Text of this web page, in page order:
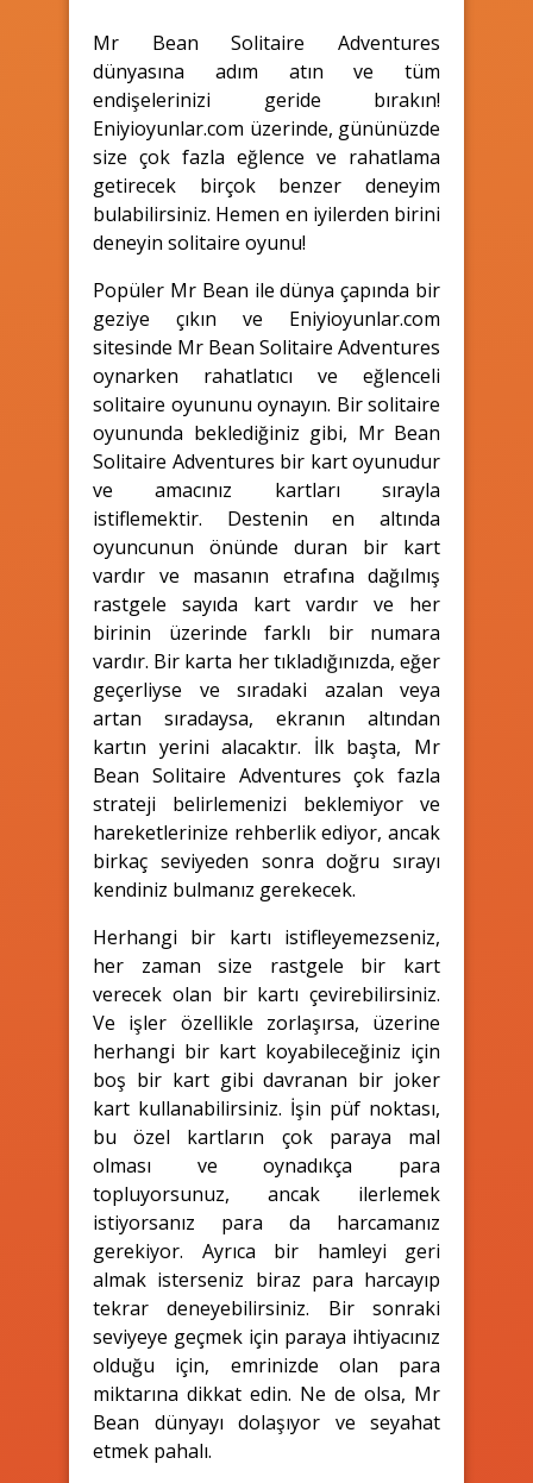
Mr Bean Solitaire Adventures
dünyasına adım atın ve tüm
endişelerinizi geride bırakın!
Eniyioyunlar.com üzerinde, gününüzde
size çok fazla eğlence ve rahatlama
getirecek birçok benzer deneyim
bulabilirsiniz. Hemen en iyilerden birini
deneyin solitaire oyunu!
Popüler Mr Bean ile dünya çapında bir
geziye çıkın ve Eniyioyunlar.com
sitesinde Mr Bean Solitaire Adventures
oynarken rahatlatıcı ve eğlenceli
solitaire oyununu oynayın. Bir solitaire
oyununda beklediğiniz gibi, Mr Bean
Solitaire Adventures bir kart oyunudur
ve amacınız kartları sırayla
istiflemektir. Destenin en altında
oyuncunun önünde duran bir kart
vardır ve masanın etrafına dağılmış
rastgele sayıda kart vardır ve her
birinin üzerinde farklı bir numara
vardır. Bir karta her tıkladığınızda, eğer
geçerliyse ve sıradaki azalan veya
artan sıradaysa, ekranın altından
kartın yerini alacaktır. İlk başta, Mr
Bean Solitaire Adventures çok fazla
strateji belirlemenizi beklemiyor ve
hareketlerinize rehberlik ediyor, ancak
birkaç seviyeden sonra doğru sırayı
kendiniz bulmanız gerekecek.
Herhangi bir kartı istifleyemezseniz,
her zaman size rastgele bir kart
verecek olan bir kartı çevirebilirsiniz.
Ve işler özellikle zorlaşırsa, üzerine
herhangi bir kart koyabileceğiniz için
boş bir kart gibi davranan bir joker
kart kullanabilirsiniz. İşin püf noktası,
bu özel kartların çok paraya mal
olması ve oynadıkça para
topluyorsunuz, ancak ilerlemek
istiyorsanız para da harcamanız
gerekiyor. Ayrıca bir hamleyi geri
almak isterseniz biraz para harcayıp
tekrar deneyebilirsiniz. Bir sonraki
seviyeye geçmek için paraya ihtiyacınız
olduğu için, emrinizde olan para
miktarına dikkat edin. Ne de olsa, Mr
Bean dünyayı dolaşıyor ve seyahat
etmek pahalı.